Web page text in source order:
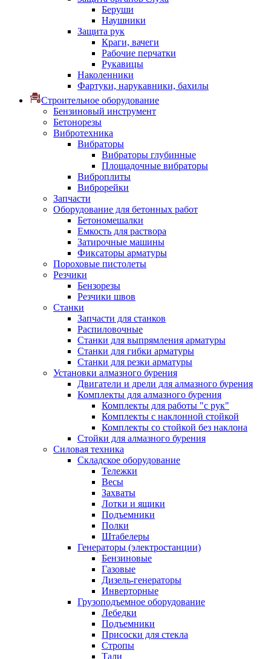
Беруши
Наушники
Защита рук
Краги, вачеги
Рабочие перчатки
Рукавицы
Наколенники
Фартуки, нарукавники, бахилы
Строительное оборудование
Бензиновый инструмент
Бетонорезы
Вибротехника
Вибраторы
Вибраторы глубинные
Площадочные вибраторы
Виброплиты
Виброрейки
Запчасти
Оборудование для бетонных работ
Бетономешалки
Емкость для раствора
Затирочные машины
Фиксаторы арматуры
Пороховые пистолеты
Резчики
Бензорезы
Резчики швов
Станки
Запчасти для станков
Распиловочные
Станки для выпрямления арматуры
Станки для гибки арматуры
Станки для резки арматуры
Установки алмазного бурения
Двигатели и дрели для алмазного бурения
Комплекты для алмазного бурения
Комплекты для работы "с рук"
Комплекты с наклонной стойкой
Комплекты со стойкой без наклона
Стойки для алмазного бурения
Силовая техника
Складское оборудование
Тележки
Весы
Захваты
Лотки и ящики
Подъемники
Полки
Штабелеры
Генераторы (электростанции)
Бензиновые
Газовые
Дизель-генераторы
Инверторные
Грузоподъемное оборудование
Лебедки
Подъемники
Присоски для стекла
Стропы
Тали